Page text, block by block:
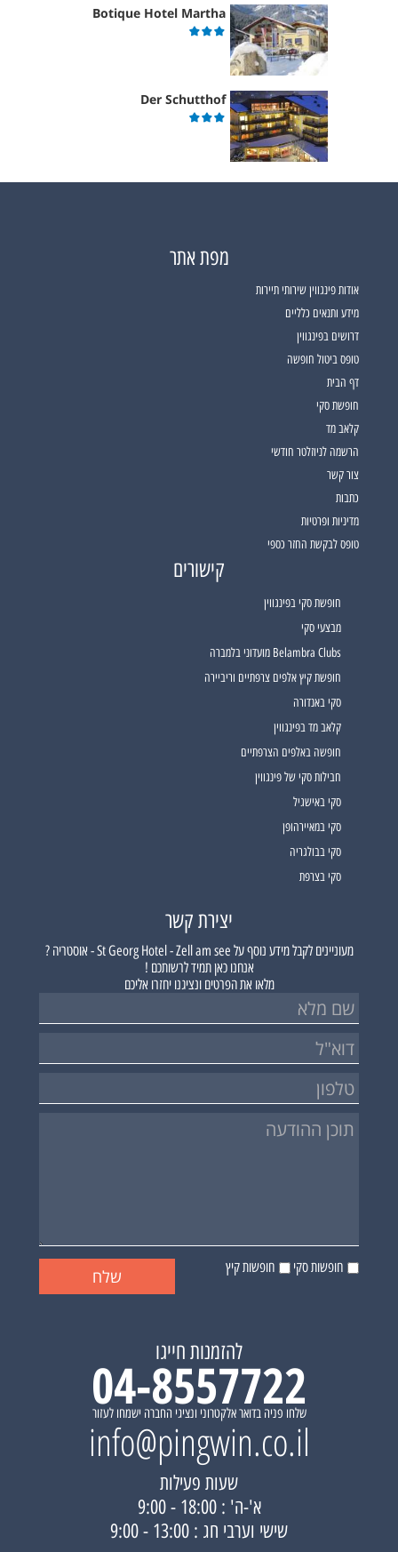
Botique Hotel Martha
Der Schutthof
מפת אתר
אודות פינגווין שירותי תיירות
מידע ותנאים כלליים
דרושים בפינגווין
טופס ביטול חופשה
דף הבית
חופשת סקי
קלאב מד
הרשמה לניוזלטר חודשי
צור קשר
כתבות
מדיניות ופרטיות
טופס לבקשת החזר כספי
קישורים
חופשת סקי בפינגווין
מבצעי סקי
Belambra Clubs מועדוני בלמברה
חופשת קיץ אלפים צרפתיים וריביירה
סקי באנדורה
קלאב מד בפינגווין
חופשה באלפים הצרפתיים
חבילות סקי של פינגווין
סקי באישגיל
סקי במאיירהופן
סקי בבולגריה
סקי בצרפת
יצירת קשר
מעוניינים לקבל מידע נוסף על St Georg Hotel - Zell am see - אוסטריה ?
אנחנו כאן תמיד לרשותכם !
מלאו את הפרטים ונציגנו יחזרו אליכם
חופשות סקי חופשות קיץ
להזמנות חייגו
04-8557722
שלחו פניה בדואר אלקטרוני ונציגי החברה ישמחו לעזור
info@pingwin.co.il
שעות פעילות
א'-ה' : 18:00 - 9:00
שישי וערבי חג : 13:00 - 9:00